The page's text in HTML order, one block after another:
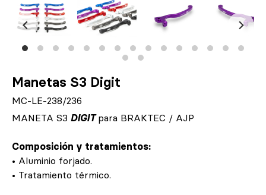
Manetas S3 Digit
MC-LE-238/236
MANETA S3 DIGITpara BRAKTEC / AJP
Composición y tratamientos:
• Aluminio forjado.
• Tratamiento térmico.